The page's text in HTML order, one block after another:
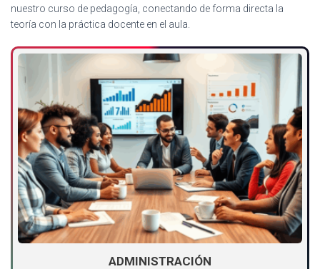
nuestro curso de pedagogía, conectando de forma directa la
teoría con la práctica docente en el aula.
ADMINISTRACIÓN